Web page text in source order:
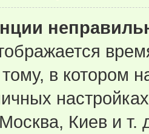
в котором
Киев и т.